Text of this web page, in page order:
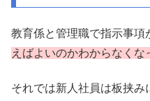
教育係と管理職で指示事項
えばよいのかわからなくな
それでは新人社員は板挟み